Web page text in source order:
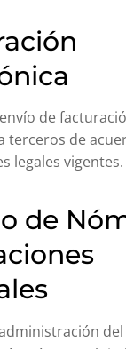
de
terceros de
legales vigentes.
de